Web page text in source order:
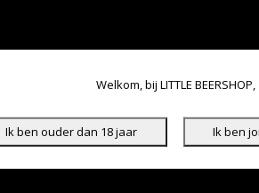
Welkom, bij LITTLE BEERSHOP,